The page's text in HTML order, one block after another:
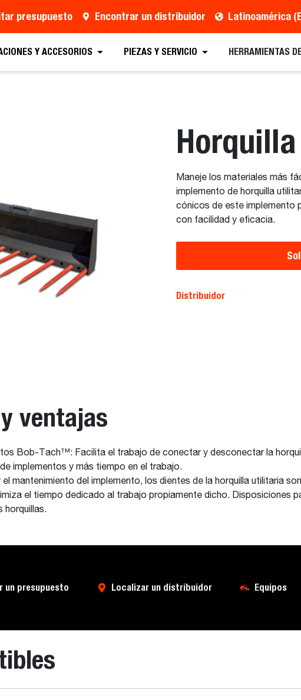
presupuesto Encontrar un distribuidor Latinoamérica
Y ACCESORIOS PIEZAS Y SERVICIO HERRAMIENTAS
Maneje los materiales más
implemento de horquilla
cónicos de este implemento
con facilidad y eficacia.
Distribuidor
ventajas
Bob-Tach™: Facilita el trabajo de conectar y desconectar la
implementos y más tiempo en el trabajo.
mantenimiento del implemento, los dientes de la horquilla utilitaria
el tiempo dedicado al trabajo propiamente dicho. Disposiciones
horquillas.
un presupuesto Localizar un distribuidor Equipos
un presupuesto Localizar un distribuidor Equipos